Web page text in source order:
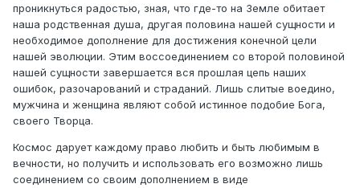
проникнуться радостью, зная, что где-то на Земле обитает
наша родственная душа, другая половина нашей сущности и
необходимое дополнение для достижения конечной цели
нашей эволюции. Этим воссоединением со второй половиной
нашей сущности завершается вся прошлая цепь наших
ошибок, разочарований и страданий. Лишь слитые воедино,
мужчина и женщина являют собой истинное подобие Бога,
своего Творца.
Космос дарует каждому право любить и быть любимым в
вечности, но получить и использовать его возможно лишь
соединением со своим дополнением в виде